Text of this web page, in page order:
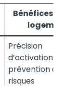
Bénéfices
Précision
d’activation et
prévention des
risques